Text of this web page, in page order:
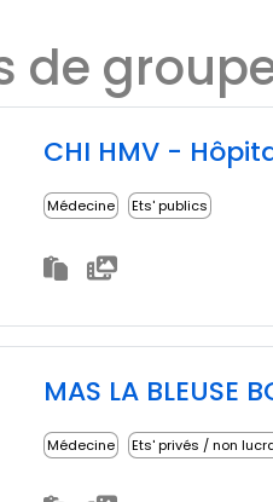
de
CHI HMV -
Médecine Ets' publics
MAS LA BLEUSE
Médecine Ets' privés / non